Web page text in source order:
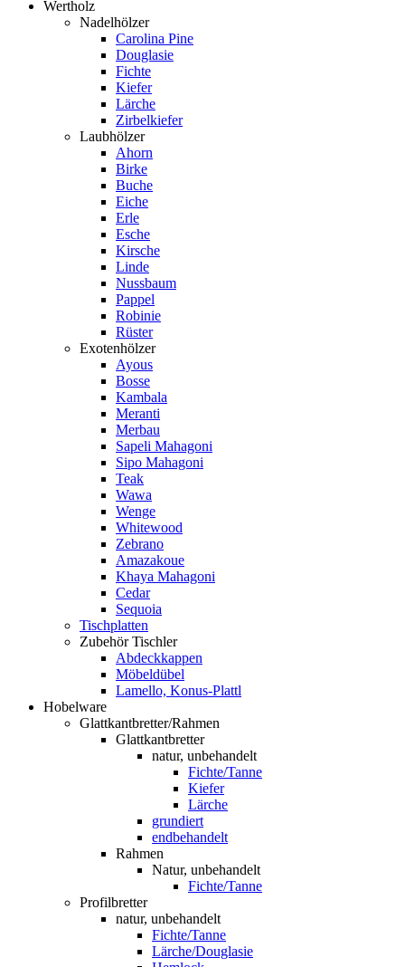
Wertholz
Nadelhölzer
Carolina Pine
Douglasie
Fichte
Kiefer
Lärche
Zirbelkiefer
Laubhölzer
Ahorn
Birke
Buche
Eiche
Erle
Esche
Kirsche
Linde
Nussbaum
Pappel
Robinie
Rüster
Exotenhölzer
Ayous
Bosse
Kambala
Meranti
Merbau
Sapeli Mahagoni
Sipo Mahagoni
Teak
Wawa
Wenge
Whitewood
Zebrano
Amazakoue
Khaya Mahagoni
Cedar
Sequoia
Tischplatten
Zubehör Tischler
Abdeckkappen
Möbeldübel
Lamello, Konus-Plattl
Hobelware
Glattkantbretter/Rahmen
Glattkantbretter
natur, unbehandelt
Fichte/Tanne
Kiefer
Lärche
grundiert
endbehandelt
Rahmen
Natur, unbehandelt
Fichte/Tanne
Profilbretter
natur, unbehandelt
Fichte/Tanne
Lärche/Douglasie